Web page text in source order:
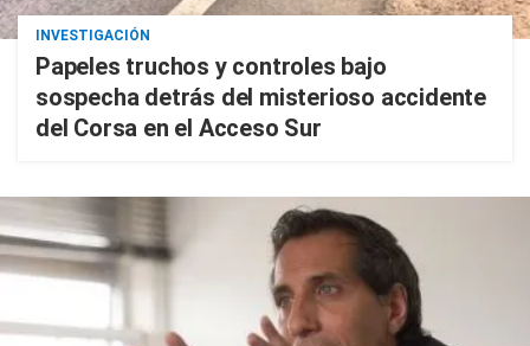
INVESTIGACIÓN
Papeles truchos y controles bajo
sospecha detrás del misterioso accidente
del Corsa en el Acceso Sur